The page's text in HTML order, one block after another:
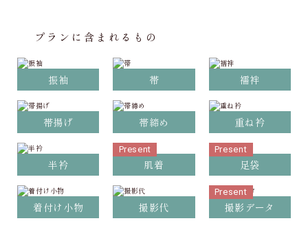
プランに含まれるもの
振袖 帯 襦袢
帯揚げ 帯締め 重ね衿
半衿 肌着
Present
足袋
Present
着付け小物 撮影代 撮影データ
Present